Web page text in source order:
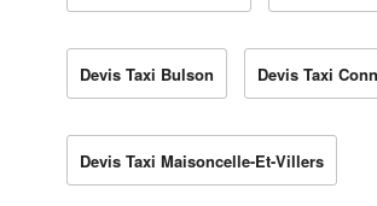
Devis Taxi Bulson Devis Taxi
Devis Taxi Maisoncelle-Et-Villers